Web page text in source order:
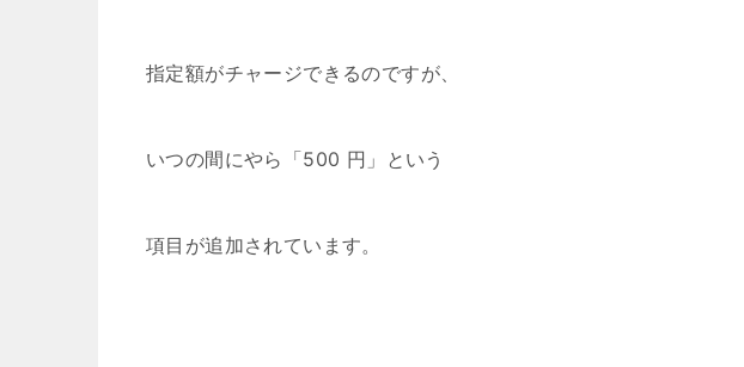
指定額がチャージできるのですが、
いつの間にやら「500 円」という
項目が追加されています。